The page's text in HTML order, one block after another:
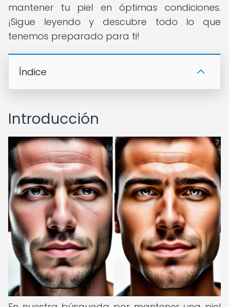
mantener tu piel en óptimas condiciones.
¡Sigue leyendo y descubre todo lo que
tenemos preparado para ti!
Índice
Introducción